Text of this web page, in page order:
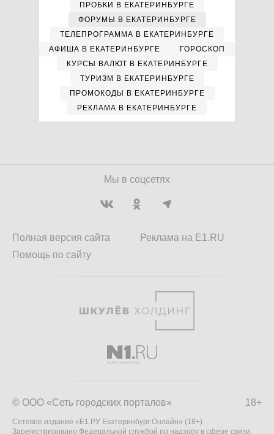
ПРОБКИ В ЕКАТЕРИНБУРГЕ
ФОРУМЫ В ЕКАТЕРИНБУРГЕ
ТЕЛЕПРОГРАММА В ЕКАТЕРИНБУРГЕ
АФИША В ЕКАТЕРИНБУРГЕ
ГОРОСКОП
КУРСЫ ВАЛЮТ В ЕКАТЕРИНБУРГЕ
ТУРИЗМ В ЕКАТЕРИНБУРГЕ
ПРОМОКОДЫ В ЕКАТЕРИНБУРГЕ
РЕКЛАМА В ЕКАТЕРИНБУРГЕ
Мы в соцсетях
Полная версия сайта
Помощь по сайту
Реклама на E1.RU
18+
© ООО «Сеть городских порталов»
Сетевое издание «Е1.РУ Екатеринбург Онлайн» (18+)
Зарегистрировано Федеральной службой по надзору в сфере связи,